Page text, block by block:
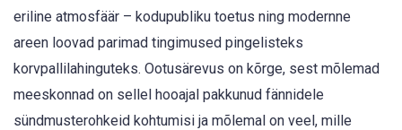
eriline atmosfäär – kodupubliku toetus ning modernne
areen loovad parimad tingimused pingelisteks
korvpallilahinguteks. Ootusärevus on kõrge, sest mõlemad
meeskonnad on sellel hooajal pakkunud fännidele
sündmusterohkeid kohtumisi ja mõlemal on veel, mille